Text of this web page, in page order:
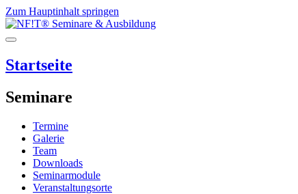
Zum Hauptinhalt springen
Startseite
Seminare
Termine
Galerie
Team
Downloads
Seminarmodule
Veranstaltungsorte